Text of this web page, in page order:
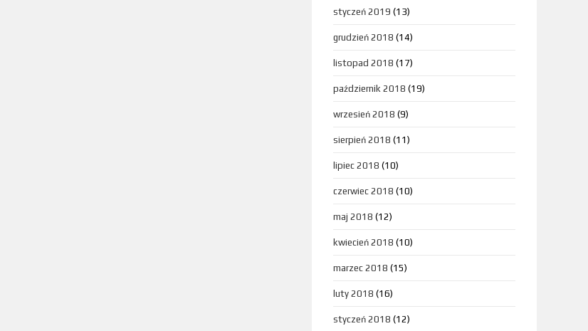
styczeń 2019 (13)
grudzień 2018 (14)
listopad 2018 (17)
październik 2018 (19)
wrzesień 2018 (9)
sierpień 2018 (11)
lipiec 2018 (10)
czerwiec 2018 (10)
maj 2018 (12)
kwiecień 2018 (10)
marzec 2018 (15)
luty 2018 (16)
styczeń 2018 (12)